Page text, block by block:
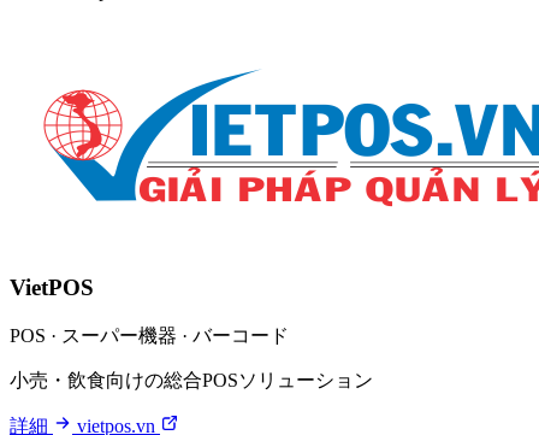
VietPOS
POS · スーパー機器 · バーコード
小売・飲食向けの総合POSソリューション
詳細 vietpos.vn